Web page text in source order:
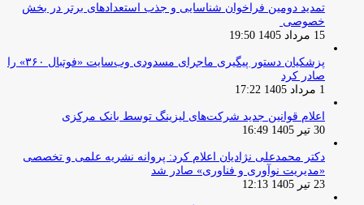
تمدید دومین فراخوان شناسایی و جذب استعدادهای برتر در بخش
خصوصی
15 مرداد 1405 19:50
پزشکیان دستور پیگیری ماجرای مسدودی وب‌سایت «فوتبال ۳۶۰» را
صادر کرد
1 مرداد 1405 17:22
اعلام قوانین جدید شرکت‌های لیزینگ توسط بانک مرکزی
30 تیر 1405 16:49
دکتر محمدعلی نژادیان اعلام کرد: پروانه نشریه علمی و تخصصی
«مدیریت نوآوری و فناوری» صادر شد
23 تیر 1405 12:13